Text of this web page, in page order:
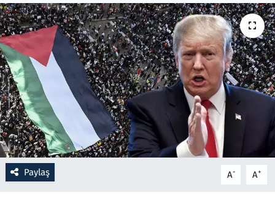
Paylaş A- A+
Resmi İlanlar
Rüya Tabirleri
Sağlık
Savunma Sanayi
Seçim 2023